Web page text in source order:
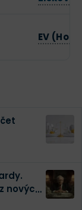
EV
nových